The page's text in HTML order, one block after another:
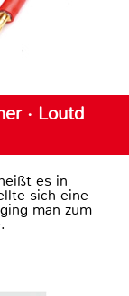
· Loutd
es in
sich eine
man zum